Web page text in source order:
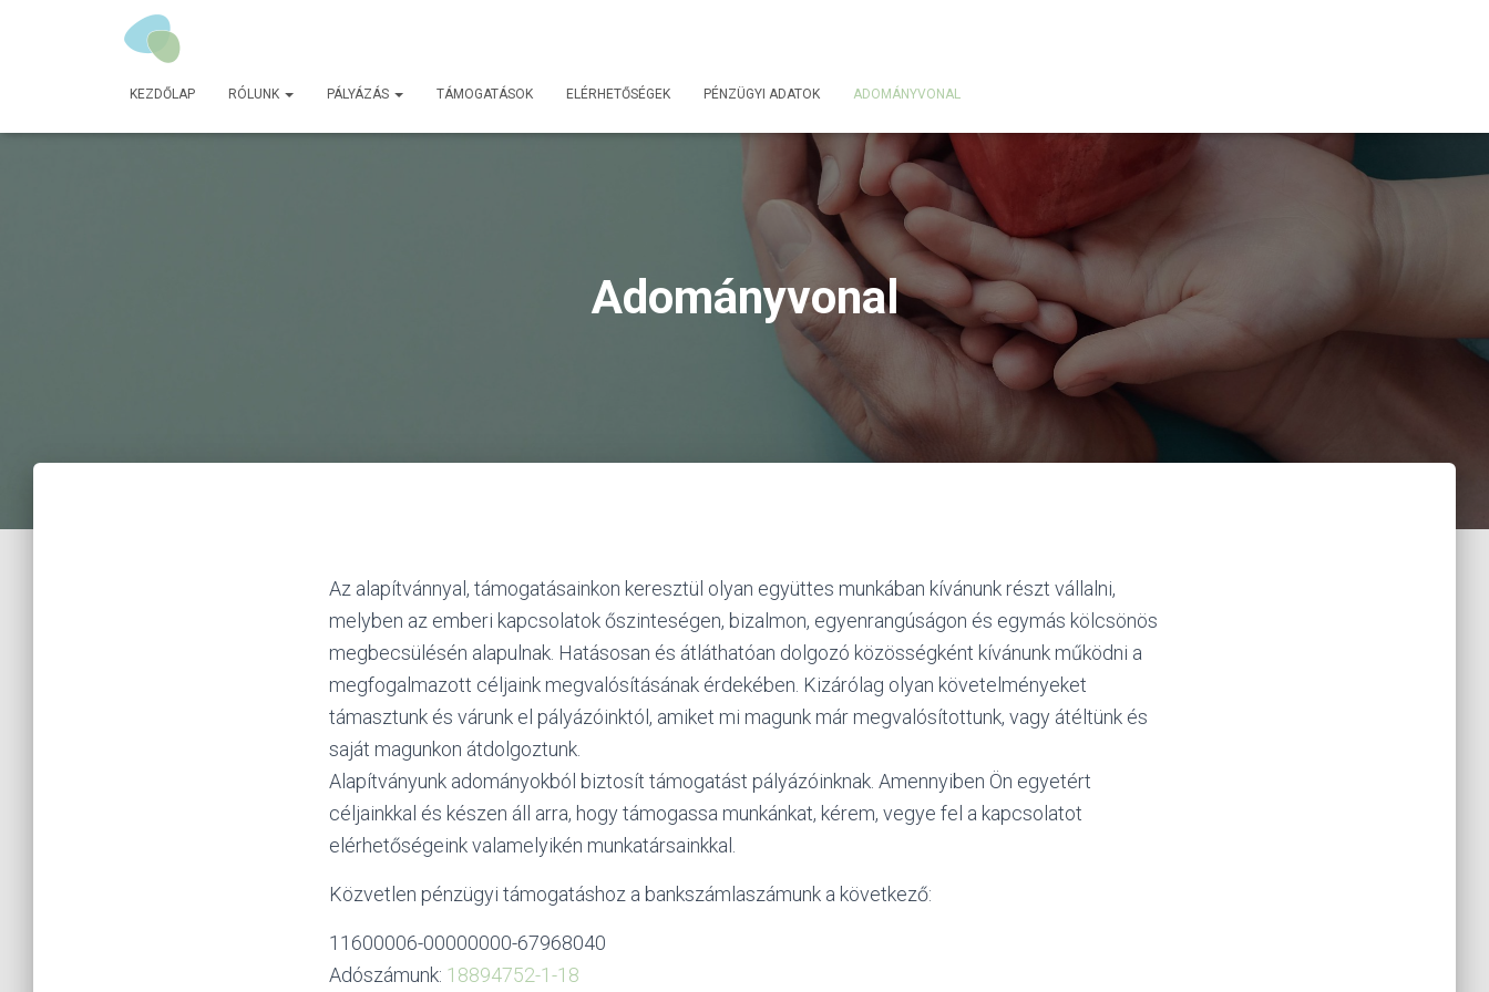
KEZDŐLAP RÓLUNK PÁLYÁZÁS TÁMOGATÁSOK ELÉRHETŐSÉGEK PÉNZÜGYI ADATOK ADOMÁNYVONAL
Adományvonal
Az alapítvánnyal, támogatásainkon keresztül olyan együttes munkában kívánunk részt vállalni,
melyben az emberi kapcsolatok őszinteségen, bizalmon, egyenrangúságon és egymás kölcsönös
megbecsülésén alapulnak. Hatásosan és átláthatóan dolgozó közösségként kívánunk működni a
megfogalmazott céljaink megvalósításának érdekében. Kizárólag olyan követelményeket
támasztunk és várunk el pályázóinktól, amiket mi magunk már megvalósítottunk, vagy átéltünk és
saját magunkon átdolgoztunk.
Alapítványunk adományokból biztosít támogatást pályázóinknak. Amennyiben Ön egyetért
céljainkkal és készen áll arra, hogy támogassa munkánkat, kérem, vegye fel a kapcsolatot
elérhetőségeink valamelyikén munkatársainkkal.
Közvetlen pénzügyi támogatáshoz a bankszámlaszámunk a következő:
11600006-00000000-67968040
Adószámunk: 18894752-1-18